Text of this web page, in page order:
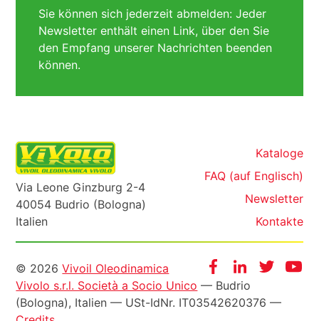
Sie können sich jederzeit abmelden: Jeder
Newsletter enthält einen Link, über den Sie
den Empfang unserer Nachrichten beenden
können.
Via Leone Ginzburg 2-4
40054 Budrio (Bologna)
Italien
Kataloge
FAQ (auf Englisch)
Newsletter
Kontakte
FacebookInstagram
Twitter
Informazioni
legali
© 2026Vivoil Oleodinamica
Vivolo s.r.l. Società a Socio Unico — Budrio
(Bologna), Italien — USt-IdNr. IT03542620376 —